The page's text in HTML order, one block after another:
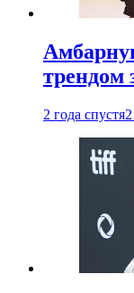
трендом
2 года спустя